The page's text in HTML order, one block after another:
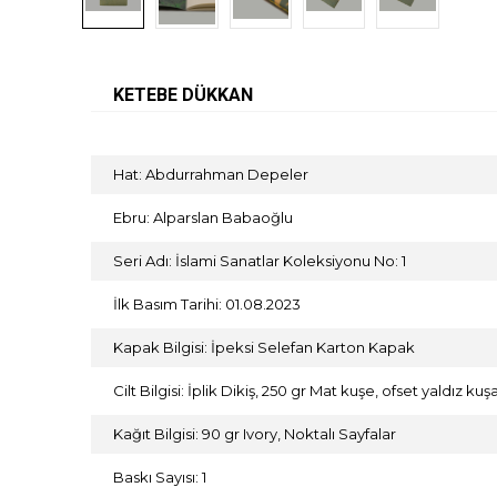
KETEBE DÜKKAN
Hat: Abdurrahman Depeler
Ebru: Alparslan Babaoğlu
Seri Adı: İslami Sanatlar Koleksiyonu No: 1
İlk Basım Tarihi: 01.08.2023
Kapak Bilgisi: İpeksi Selefan Karton Kapak
Cilt Bilgisi: İplik Dikiş, 250 gr Mat kuşe, ofset yaldız
Kağıt Bilgisi: 90 gr Ivory, Noktalı Sayfalar
Baskı Sayısı: 1